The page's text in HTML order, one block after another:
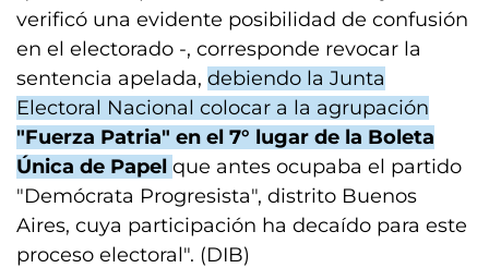
verificó una evidente posibilidad de confusión
en el electorado -, corresponde revocar la
sentencia apelada, debiendo la Junta
Electoral Nacional colocar a la agrupación
"Fuerza Patria" en el 7° lugar de la Boleta
Única de Papel que antes ocupaba el partido
"Demócrata Progresista", distrito Buenos
Aires, cuya participación ha decaído para este
proceso electoral". (DIB)